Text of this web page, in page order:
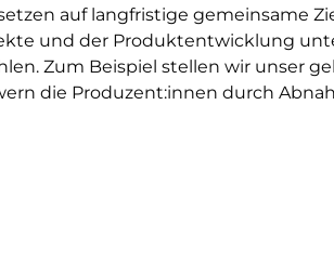
auf langfristige gemeinsame
und der Produktentwicklung
Zum Beispiel stellen wir unser
die Produzent:innen durch